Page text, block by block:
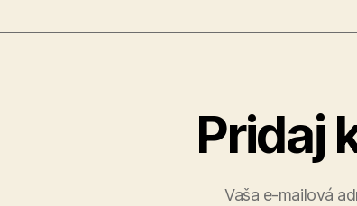
Pridaj
Vaša e-mailová